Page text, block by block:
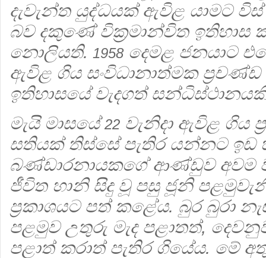
දැවැන්ත යුද්ධයක් ඇවිළ යාමට
බව දකුණේ වික්‍රමාන්විත
නොලියති. 1958දෙමළ ජනයාට
ඇවිළ ගිය සංවිධානාත්මක
ඉතිහාසයේ වැදගත්
මැයි මාසයේ22 වැනිදා ඇවිළ ගිය
සතියක් තිස්සේ පැතිර යන්නට ඉඩ
බණ්ඩාරනායකගේ ආණ්ඩුව අවම
ජීවිත හානි සිදු වූ පසු ජූනි
ප්‍රකාශයට පත් කළේය. බුර බුරා
පළමුව උතුරු මැද පළාතත්,
පළාත් කරාත් පැතිර ගියේය. මේ